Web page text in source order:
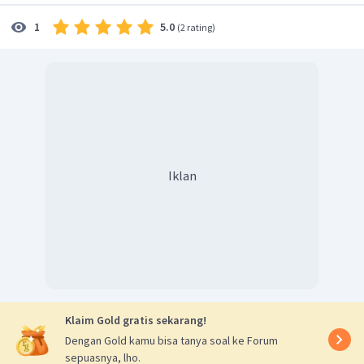
1 5.0 (2 rating)
Iklan
Klaim Gold gratis sekarang!
Dengan Gold kamu bisa tanya soal ke Forum
sepuasnya, lho.